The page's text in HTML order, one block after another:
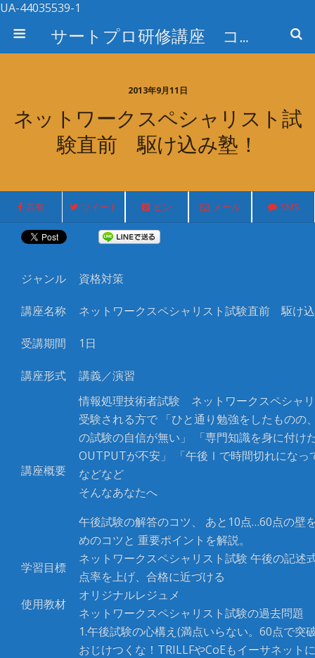
UA-44035539-1
サートプロ研修講座 コース検索
2013年9月11日
ネットワークスペシャリスト試
験直前 駆け込み塾！
共有 ツイート ピン メール SMS
ジャンル 資格対策
講座名称 ネットワークスペシャリスト試験直前 駆け
受講期間 1日
講座形式 講義／演習
講座概要
情報処理技術者試験 ネットワークスペシャ
受験される方で 「ひと通り勉強をしたものの
の試験の自信が無い」 「専門知識を身に付け
OUTPUTが不安」 「午後Ⅰで時間切れになっ
などなど
そんなあなたへ
午後試験の解答のコツ、 あと10点…60点の壁
めのコツと 重要ポイントを解説。
学習目標
ネットワークスペシャリスト試験 午後の記述
点率を上げ、合格に近づける
使用教材
オリジナルレジュメ
ネットワークスペシャリスト試験の過去問題
1.午後試験の心構え(満点いらない。60点で突
おじけつくな！TRILLFやCoEもイーサネット